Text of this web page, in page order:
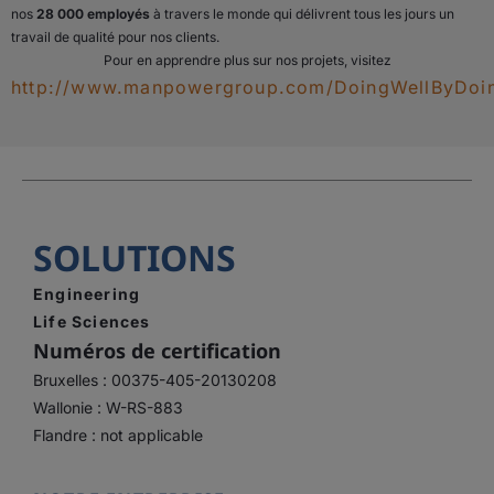
nos 28 000 employés à travers le monde qui délivrent tous les jours un
travail de qualité pour nos clients.
Pour en apprendre plus sur nos projets, visitez
http://www.manpowergroup.com/
SOLUTIONS
Engineering
Life Sciences
Numéros de certification
Bruxelles : 00375-405-20130208
Wallonie : W-RS-883
Flandre : not applicable